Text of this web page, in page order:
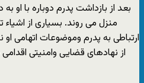
بعد از بازداشت پدرم دوباره با او
منزل می روند. بسياری از
ارتباطی به پدرم وموضوعات اتهامی
از نهادهای قضايی وامنيتی